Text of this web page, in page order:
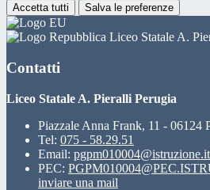
Accetta tutti Salva le preferenze
Liceo Statale A.
Contatti
Liceo Statale A. Pieralli Perugia
Piazzale Anna Frank, 11 - 06124
Tel: 075 - 58.29.51
Email: pgpm010004@istruzione.it
PEC:
inviare una mail